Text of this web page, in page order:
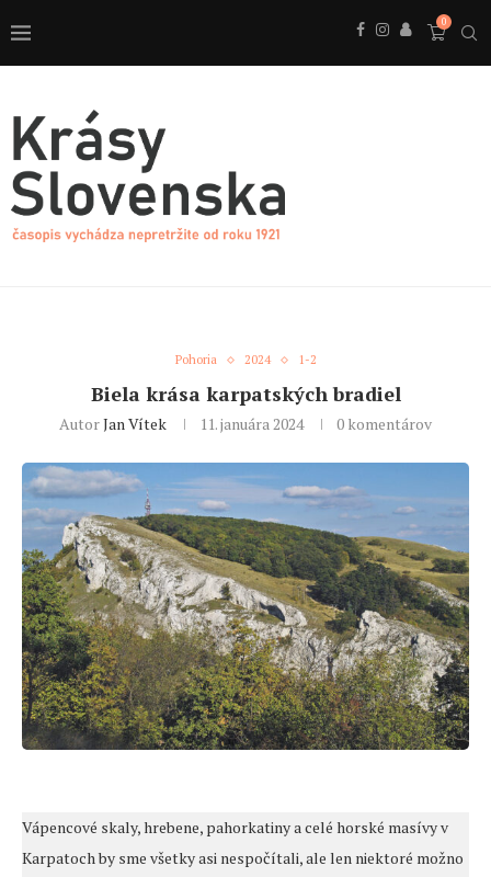
0
Pohoria 2024 1-2
Biela krása karpatských bradiel
AutorJan Vítek 11. januára 2024 0 komentárov
Vápencové skaly, hrebene, pahorkatiny a celé horské masívy v
Karpatoch by sme všetky asi nespočítali, ale len niektoré možno